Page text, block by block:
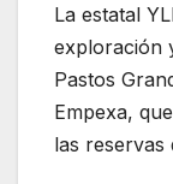
La estatal
exploración
Pastos
Empexa,
las reservas